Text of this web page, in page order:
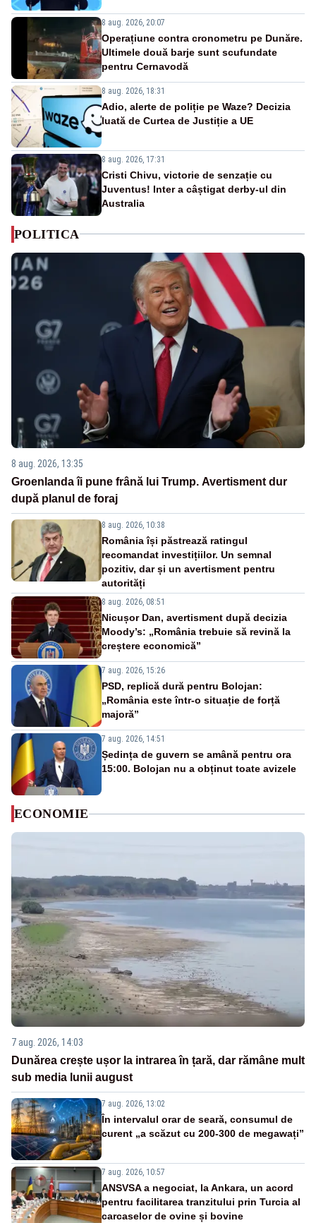
8 aug. 2026, 20:07
Operațiune contra cronometru pe Dunăre.
Ultimele două barje sunt scufundate
pentru Cernavodă
8 aug. 2026, 18:31
Adio, alerte de poliție pe Waze? Decizia
luată de Curtea de Justiție a UE
8 aug. 2026, 17:31
Cristi Chivu, victorie de senzație cu
Juventus! Inter a câștigat derby-ul din
Australia
POLITICA
8 aug. 2026, 13:35
Groenlanda îi pune frână lui Trump. Avertisment dur
după planul de foraj
8 aug. 2026, 10:38
România își păstrează ratingul
recomandat investițiilor. Un semnal
pozitiv, dar și un avertisment pentru
autorități
8 aug. 2026, 08:51
Nicușor Dan, avertisment după decizia
Moody’s: „România trebuie să revină la
creștere economică”
7 aug. 2026, 15:26
PSD, replică dură pentru Bolojan:
„România este într-o situație de forță
majoră”
7 aug. 2026, 14:51
Ședința de guvern se amână pentru ora
15:00. Bolojan nu a obținut toate avizele
ECONOMIE
7 aug. 2026, 14:03
Dunărea crește ușor la intrarea în țară, dar rămâne mult
sub media lunii august
7 aug. 2026, 13:02
În intervalul orar de seară, consumul de
curent „a scăzut cu 200-300 de megawați”
7 aug. 2026, 10:57
ANSVSA a negociat, la Ankara, un acord
pentru facilitarea tranzitului prin Turcia al
carcaselor de ovine și bovine